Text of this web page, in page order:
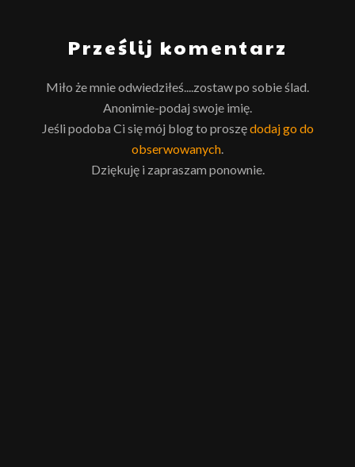
Prześlij komentarz
Miło że mnie odwiedziłeś....zostaw po sobie ślad.
Anonimie-podaj swoje imię.
Jeśli podoba Ci się mój blog to proszędodaj go do
obserwowanych.
Dziękuję i zapraszam ponownie.